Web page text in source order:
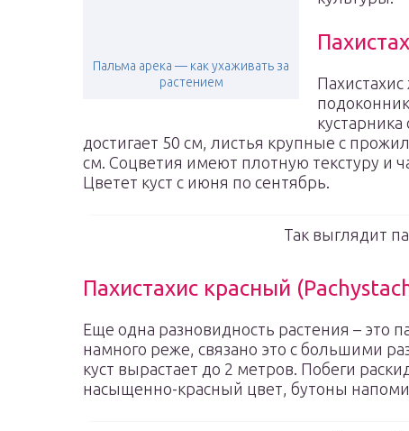
Пальма арека — как ухаживать за
растением
достигает 50 см, листья крупные с
см. Соцветия имеют плотную текстуру и
Цветет куст с июня по сентябрь.
Так выглядит
Пахистахис красный
Еще одна разновидность растения – это
намного реже, связано это с большими
куст вырастает до 2 метров. Побеги
насыщенно-красный цвет, бутоны